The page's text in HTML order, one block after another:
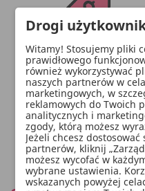
Drogi
Witamy! Stosujemy pliki
prawidłowego
również wykorzystywać
naszych partnerów w
marketingowych, w
reklamowych do Twoich
analitycznych i
zgody, którą możesz
Jeżeli chcesz
partnerów, kliknij
możesz wycofać w
wybrane ustawienia.
wskazanych powyżej